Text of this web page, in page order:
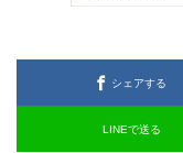
シェアする
LINEで送る